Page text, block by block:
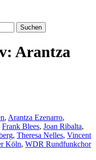
Arantza
, Arantza Ezenarro,
Frank Blees, Joan Ribalta,
, Theresa Nelles, Vincent
Köln, WDR Rundfunkchor